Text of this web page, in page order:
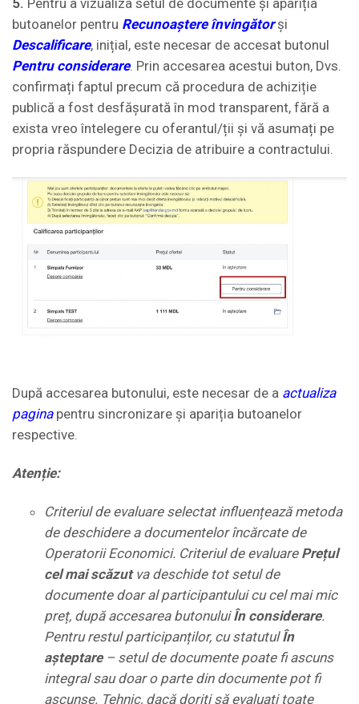
5. Pentru a vizualiza setul de documente și apariția
butoanelor pentru Recunoaștere învingătorși
Descalificare, inițial, este necesar de accesat butonul
Pentru considerare. Prin accesarea acestui buton, Dvs.
confirmați faptul precum că procedura de achiziție
publică a fost desfășurată în mod transparent, fără a
exista vreo întelegere cu oferantul/ții și vă asumați pe
propria răspundere Decizia de atribuire a contractului.
După accesarea butonului, este necesar de a actualiza
paginapentru sincronizare și apariția butoanelor
respective.
Atenție:
Criteriul de evaluare selectat influențează metoda
de deschidere a documentelor încărcate de
Operatorii Economici. Criteriul de evaluare Prețul
cel mai scăzut va deschide tot setul de
documente doar al participantului cu cel mai mic
preț, după accesarea butonuluiÎn considerare.
Pentru restul participanților, cu statutulÎn
așteptare – setul de documente poate fi ascuns
integralsau doar o parte din documente pot fi
ascunse. Tehnic, dacă doriți să evaluați toate